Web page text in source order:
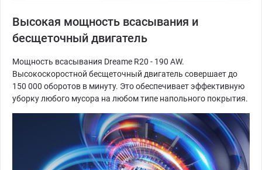
Высокая мощность всасывания и
бесщеточный двигатель
Мощность всасывания Dreame R20 - 190 AW.
Высокоскоростной бесщеточный двигатель совершает до
150 000 оборотов в минуту. Это обеспечивает эффективную
уборку любого мусора на любом типе напольного покрытия.